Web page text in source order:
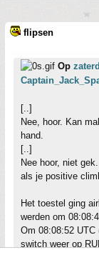
flipsen
Op
[..]
Nee, hoor. Kan
hand.
[..]
Nee hoor, niet
als je positive
Het toestel ging
werden om
Om 08:08:52
switch weer op